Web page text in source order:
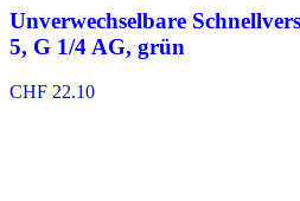
Unverwechselbare
5, G 1/4 AG, grün
CHF 22.10